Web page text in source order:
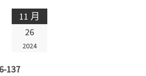
11 月
26
2024
137